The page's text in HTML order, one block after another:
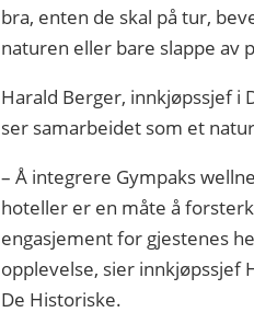
bra, enten de skal på tur,
naturen eller bare slappe av
Harald Berger, innkjøpssjef i
ser samarbeidet som et
– Å integrere Gympaks
hoteller er en måte å
engasjement for gjestenes
opplevelse, sier innkjøpssjef
De Historiske.